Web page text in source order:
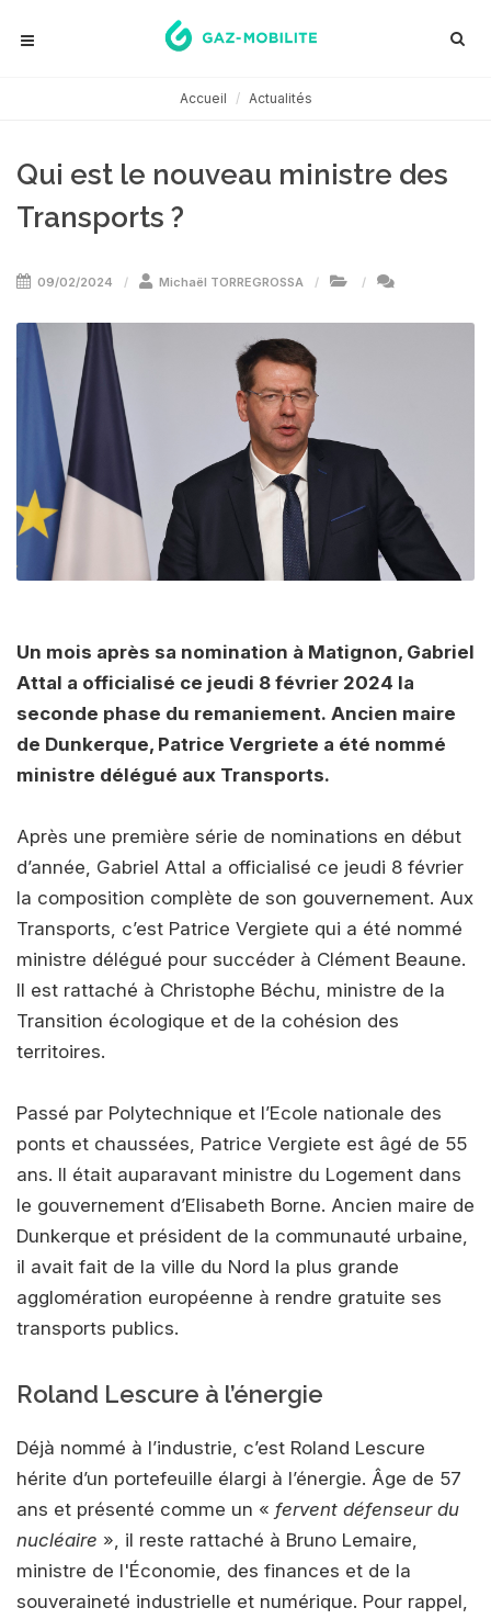
Accueil Actualités
Qui est le nouveau ministre des
Transports ?
09/02/2024 Michaël TORREGROSSA
Un mois après sa nomination à Matignon, Gabriel
Attal a officialisé ce jeudi 8 février 2024 la
seconde phase du remaniement. Ancien maire
de Dunkerque, Patrice Vergriete a été nommé
ministre délégué aux Transports.
Après une première série de nominations en début
d’année, Gabriel Attal a officialisé ce jeudi 8 février
la composition complète de son gouvernement. Aux
Transports, c’est Patrice Vergiete qui a été nommé
ministre délégué pour succéder à Clément Beaune.
Il est rattaché à Christophe Béchu, ministre de la
Transition écologique et de la cohésion des
territoires.
Passé par Polytechnique et l’Ecole nationale des
ponts et chaussées, Patrice Vergiete est âgé de 55
ans. Il était auparavant ministre du Logement dans
le gouvernement d’Elisabeth Borne. Ancien maire de
Dunkerque et président de la communauté urbaine,
il avait fait de la ville du Nord la plus grande
agglomération européenne à rendre gratuite ses
transports publics.
Roland Lescure à l’énergie
Déjà nommé à l’industrie, c’est Roland Lescure
hérite d’un portefeuille élargi à l’énergie. Âge de 57
ans et présenté comme un « fervent défenseur du
nucléaire », il reste rattaché à Bruno Lemaire,
ministre de l'Économie, des finances et de la
souveraineté industrielle et numérique. Pour rappel,